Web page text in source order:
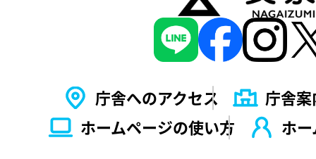
庁舎へのアクセス
庁舎案
ホームページの使い⽅
ホ